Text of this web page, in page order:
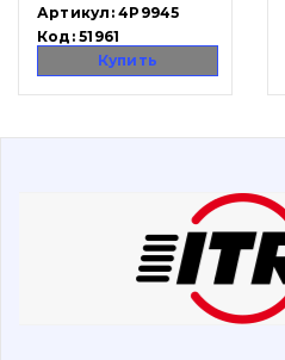
Фильтры и смазочные материалы
Ходовая часть
Ножи, режущие кромки
Защита (ковша, адаптера)
Артикул:4P9945
Код:51961
Купить